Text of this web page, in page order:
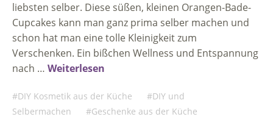
liebsten selber. Diese süßen, kleinen Orangen-Bade-
Cupcakes kann man ganz prima selber machen und
schon hat man eine tolle Kleinigkeit zum
Verschenken. Ein bißchen Wellness und Entspannung
nach … Weiterlesen
DIY Kosmetik aus der Küche
DIY und
Selbermachen
Geschenke aus der Küche